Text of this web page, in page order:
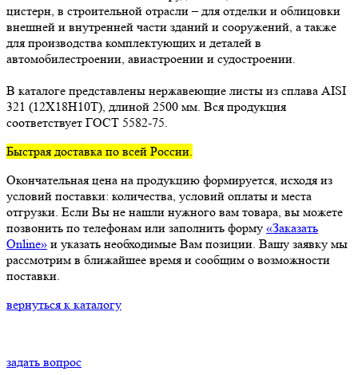
цистерн, в строительной отрасли – для отделки и облицовки
внешней и внутренней части зданий и сооружений, а также
для производства комплектующих и деталей в
автомобилестроении, авиастроении и судостроении.
В каталоге представлены нержавеющие листы из сплава AISI
321 (12Х18Н10Т), длиной 2500 мм. Вся продукция
соответствует ГОСТ 5582-75.
Быстрая доставка по всей России.
Окончательная цена на продукцию формируется, исходя из
условий поставки: количества, условий оплаты и места
отгрузки. Если Вы не нашли нужного вам товара, вы можете
позвонить по телефонам или заполнить форму «Заказать
Online» и указать необходимые Вам позиции. Вашу заявку мы
рассмотрим в ближайшее время и сообщим о возможности
поставки.
вернуться к каталогу
задать вопрос